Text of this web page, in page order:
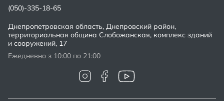
(050)-335-18-65
Днепропетровская область, Днепровский район,
территориальная община Слобожанская, комплекс зданий
и сооружений, 17
Ежедневно з 10:00 по 21:00